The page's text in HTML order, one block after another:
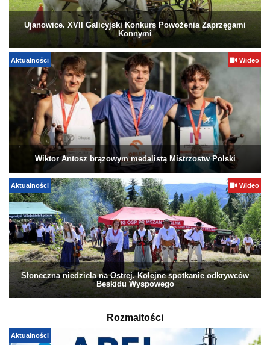
Ujanowice. XVII Galicyjski Konkurs Powożenia Zaprzęgami
Konnymi
Aktualności Wideo
Wiktor Antosz brązowym medalistą Mistrzostw Polski
Aktualności Wideo
Słoneczna niedziela na Ostrej. Kolejne spotkanie odkrywców
Beskidu Wyspowego
Rozmaitości
Aktualności